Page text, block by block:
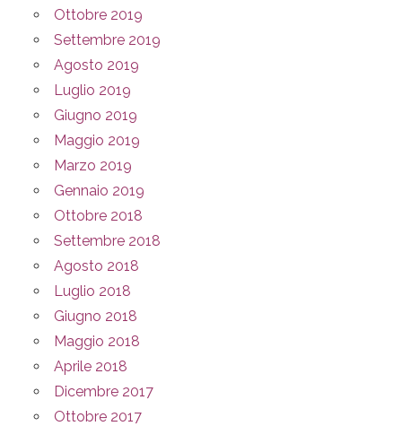
Ottobre 2019
Settembre 2019
Agosto 2019
Luglio 2019
Giugno 2019
Maggio 2019
Marzo 2019
Gennaio 2019
Ottobre 2018
Settembre 2018
Agosto 2018
Luglio 2018
Giugno 2018
Maggio 2018
Aprile 2018
Dicembre 2017
Ottobre 2017